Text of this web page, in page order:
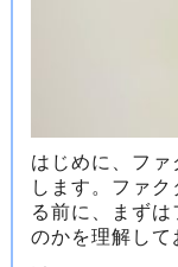
はじめに、フ
します。ファ
る前に、まず
のかを理解して